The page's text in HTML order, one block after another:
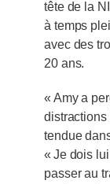
tête de la
à temps
avec des
20 ans.
« Amy a
distractions
tendue
« Je dois
passer au